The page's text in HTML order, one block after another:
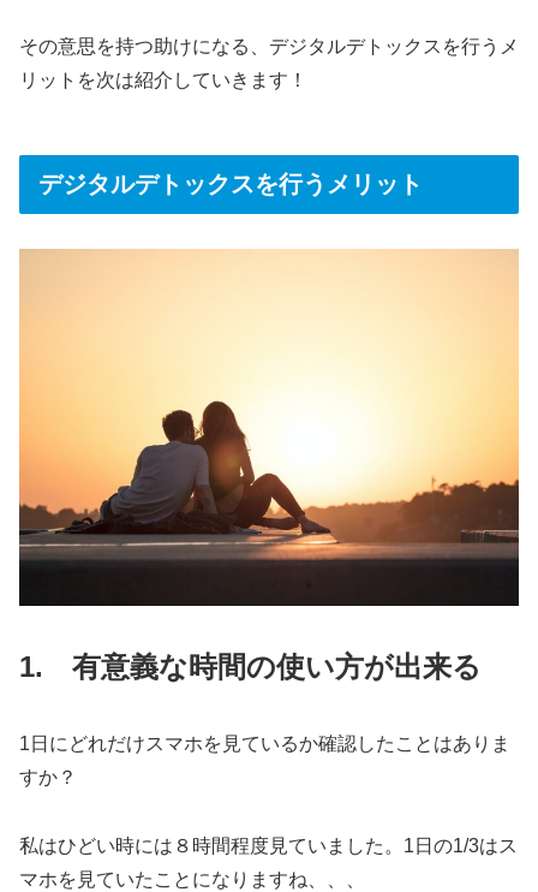
その意思を持つ助けになる、デジタルデトックスを行うメ
リットを次は紹介していきます！
デジタルデトックスを行うメリット
1. 有意義な時間の使い方が出来る
1日にどれだけスマホを見ているか確認したことはありま
すか？
私はひどい時には８時間程度見ていました。1日の1/3はス
マホを見ていたことになりますね、、、